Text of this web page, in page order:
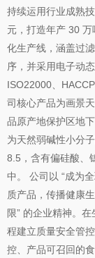
稀有小分子团
画景天然苏
注入新鲜椰子水，
生风味
鳘鱼花
持续运用行业成熟
元，打造年产 30
化生产线，涵盖过
序，并采用电子动
ISO22000、
司核心产品为画景
品原产地保护区地
为天然弱碱性小分
8.5，含有偏硅酸、
中。 公司以 “成为
质产品，传播健康
限” 的企业精神。
程建立质量安全管
控、产品可召回的